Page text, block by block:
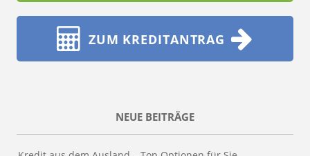
ZUM KREDITANTRAG
NEUE BEITRÄGE